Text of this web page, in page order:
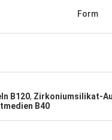
Form
B120, Zirkoniumsilikat-
B40